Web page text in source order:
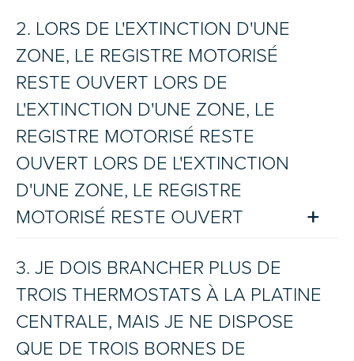
2. LORS DE L'EXTINCTION D'UNE
ZONE, LE REGISTRE MOTORISÉ
RESTE OUVERT LORS DE
L'EXTINCTION D'UNE ZONE, LE
REGISTRE MOTORISÉ RESTE
OUVERT LORS DE L'EXTINCTION
D'UNE ZONE, LE REGISTRE
MOTORISÉ RESTE OUVERT
3. JE DOIS BRANCHER PLUS DE
TROIS THERMOSTATS À LA PLATINE
CENTRALE, MAIS JE NE DISPOSE
QUE DE TROIS BORNES DE